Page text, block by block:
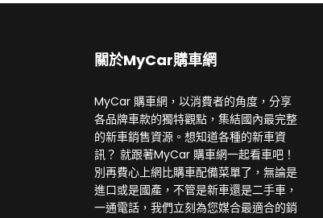
關於MyCar購車網
MyCar 購車網，以消費者的角度，分享
各品牌車款的獨特觀點，集結國內最完整
的新車銷售資源。想知道各種的新車資
訊？ 就跟著MyCar 購車網一起看車吧！
別再費心上網比購車配備菜單了，無論是
進口或是國產，不管是新車還是二手車，
一通電話，我們立刻為您媒合最適合的銷